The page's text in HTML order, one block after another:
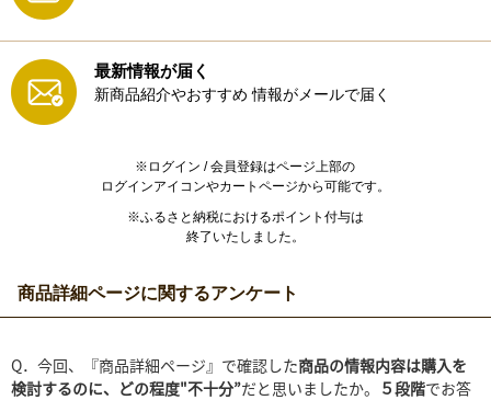
最新情報が届く
新商品紹介やおすすめ 情報がメールで届く
※ログイン / 会員登録はページ上部の
ログインアイコンやカートページから可能です。
※ふるさと納税におけるポイント付与は
終了いたしました。
商品詳細ページに関するアンケート